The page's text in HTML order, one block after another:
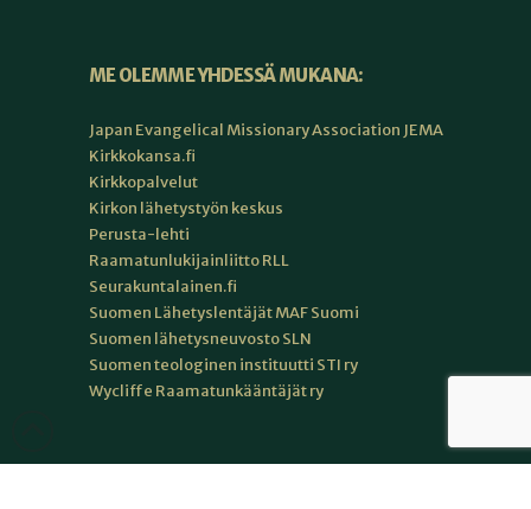
ME OLEMME YHDESSÄ MUKANA:
Japan Evangelical Missionary Association JEMA
Kirkkokansa.fi
Kirkkopalvelut
Kirkon lähetystyön keskus
Perusta-lehti
Raamatunlukijainliitto RLL
Seurakuntalainen.fi
Suomen Lähetyslentäjät MAF Suomi
Suomen lähetysneuvosto SLN
Suomen teologinen instituutti STI ry
Wycliffe Raamatunkääntäjät ry